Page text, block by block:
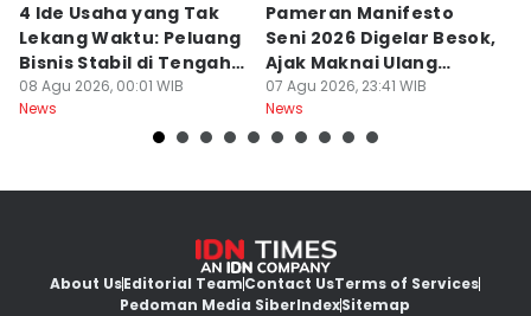
4 Ide Usaha yang Tak
Lekang Waktu: Peluang
Bisnis Stabil di Tengah
Perubahan
08 Agu 2026, 00:01 WIB
News
Pameran Manifesto
Seni 2026 Digelar Besok,
Ajak Maknai Ulang
Maritim
07 Agu 2026, 23:41 WIB
News
About UsEditorial TeamContact UsTerms of Services
Pedoman Media SiberIndexSitemap